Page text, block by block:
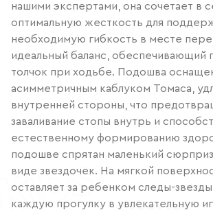
нашими экспертами, она сочетает в
оптимальную жесткость для
необходимую гибкость в месте
идеальный баланс, обеспечивающий
толчок при ходьбе. Подошва
асимметричным каблуком Томаса,
внутренней стороны, что
заваливание стопы внутрь и
естественному формированию
подошве спрятан маленький
виде звездочек. На мягкой
оставляет за ребенком следы-
каждую прогулку в увлекательную